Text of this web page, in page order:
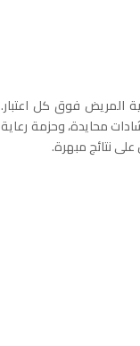
المريض فوق كل اعتبار.
محايدة، وحزمة رعاية
نتائج مبهرة.